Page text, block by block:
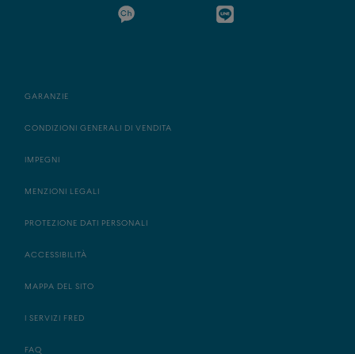
GARANZIE
CONDIZIONI GENERALI DI VENDITA
IMPEGNI
MENZIONI LEGALI
PROTEZIONE DATI PERSONALI
ACCESSIBILITÀ
MAPPA DEL SITO
I SERVIZI FRED
FAQ